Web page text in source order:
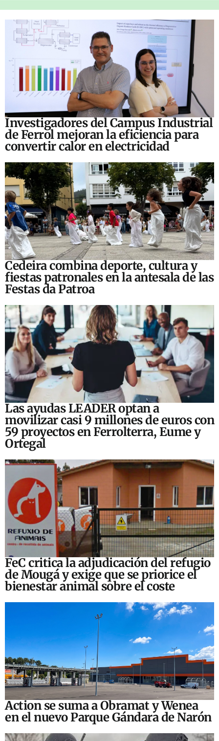
Investigadores del Campus Industrial
de Ferrol mejoran la eficiencia para
convertir calor en electricidad
Cedeira combina deporte, cultura y
fiestas patronales en la antesala de las
Festas da Patroa
Las ayudas LEADER optan a
movilizar casi 9 millones de euros con
59 proyectos en Ferrolterra, Eume y
Ortegal
FeC critica la adjudicación del refugio
de Mougá y exige que se priorice el
bienestar animal sobre el coste
Action se suma a Obramat y Wenea
en el nuevo Parque Gándara de Narón